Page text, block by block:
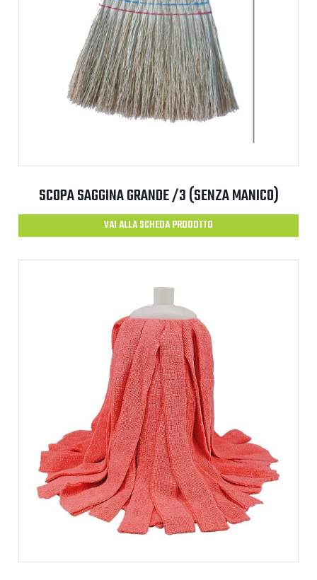
SCOPA SAGGINA GRANDE /3 (SENZA MANICO)
VAI ALLA SCHEDA PRODOTTO